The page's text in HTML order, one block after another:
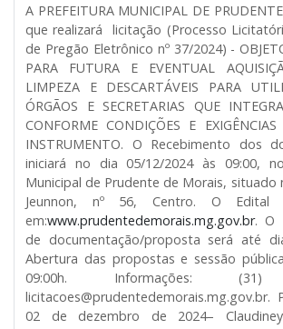
A PREFEITURA MUNICIPAL DE
que realizará licitação (Processo
de Pregão Eletrônico nº 37/2024) -
PARA FUTURA E EVENTUAL
LIMPEZA E DESCARTÁVEIS PARA
ÓRGÃOS E SECRETARIAS QUE
CONFORME CONDIÇÕES E
INSTRUMENTO. O Recebimento dos
iniciará no dia 05/12/2024 às 09:00,
Municipal de Prudente de Morais, situado
Jeunnon, nº 56, Centro. O Edital
em:www.prudentedemorais.mg.gov.br. O
de documentação/proposta será até
Abertura das propostas e sessão
09:00h. Informações:
02 de dezembro de 2024–